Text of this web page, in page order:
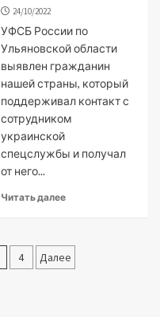
24/10/2022
УФСБ России по
Ульяновской области
выявлен гражданин
нашей страны, который
поддерживал контакт с
сотрудником
украинской
спецслужбы и получал
от него...
Читать далее
4 Далее